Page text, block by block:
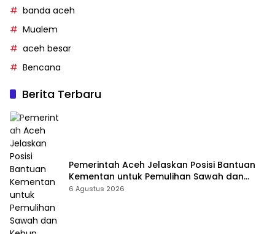
banda aceh
Mualem
aceh besar
Bencana
Berita Terbaru
Pemerintah Aceh Jelaskan Posisi Bantuan
Kementan untuk Pemulihan Sawah dan
Kebun
6 Agustus 2026